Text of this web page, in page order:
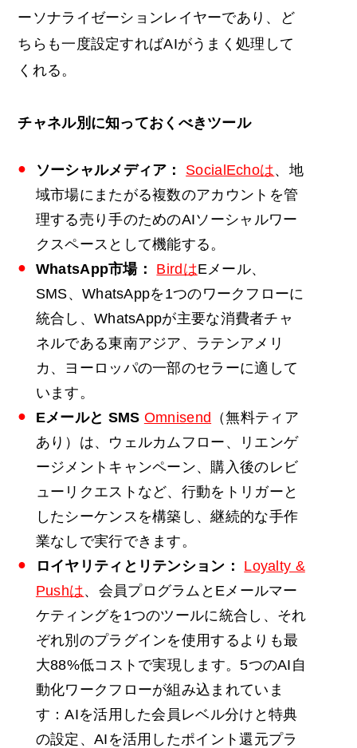
ーソナライゼーションレイヤーであり、ど
ちらも一度設定すればAIがうまく処理して
くれる。
チャネル別に知っておくべきツール
ソーシャルメディア： SocialEchoは、地
域市場にまたがる複数のアカウントを管
理する売り手のためのAIソーシャルワー
クスペースとして機能する。
WhatsApp市場：
BirdはEメール、
SMS、WhatsAppを1つのワークフローに
統合し、WhatsAppが主要な消費者チャ
ネルである東南アジア、ラテンアメリ
カ、ヨーロッパの一部のセラーに適して
います。
Eメールと SMS Omnisend （無料ティア
あり）は、ウェルカムフロー、リエンゲ
ージメントキャンペーン、購入後のレビ
ューリクエストなど、行動をトリガーと
したシーケンスを構築し、継続的な手作
業なしで実行できます。
ロイヤリティとリテンション：
Loyalty &
Pushは、会員プログラムとEメールマー
ケティングを1つのツールに統合し、それ
ぞれ別のプラグインを使用するよりも最
大88%低コストで実現します。5つのAI自
動化ワークフローが組み込まれていま
す：AIを活用した会員レベル分けと特典
の設定、AIを活用したポイント還元プラ